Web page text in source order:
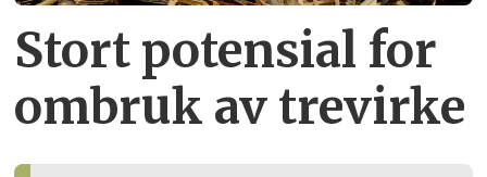
Stort potensial for
ombruk av tre­virke